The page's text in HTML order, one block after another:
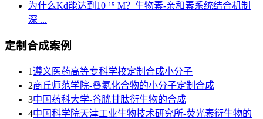
为什么Kd能达到10⁻¹⁵ M？生物素-亲和素系统结合机制
深 ...
定制合成案例
1遵义医药高等专科学校定制合成小分子
2商丘师范学院-叠氮化合物的小分子定制合成
3​中国药科大学-谷胱甘肽衍生物的合成
4中国科学院天津工业生物技术研究所-荧光素衍生物的